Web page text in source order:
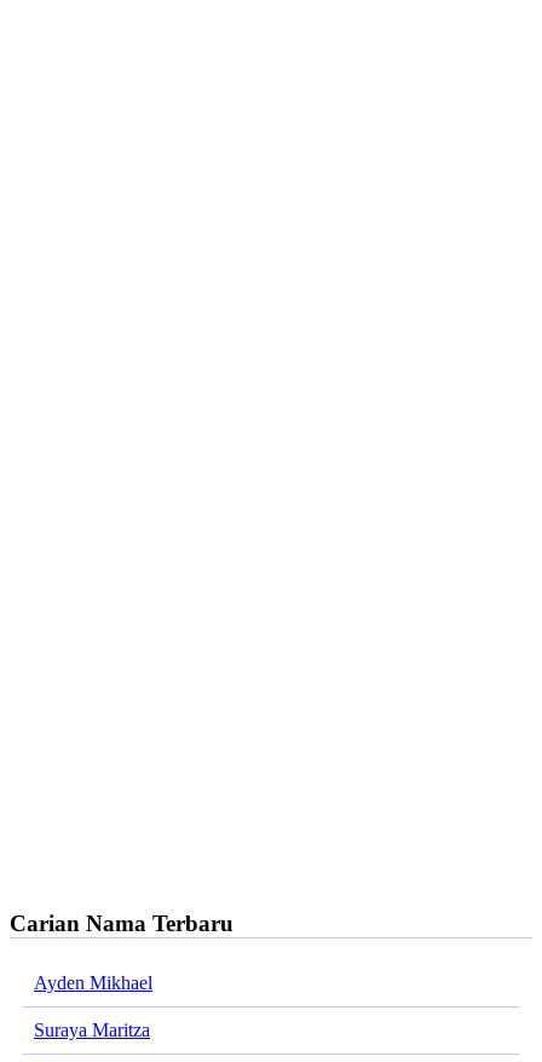
Carian Nama Terbaru
Ayden Mikhael
Suraya Maritza